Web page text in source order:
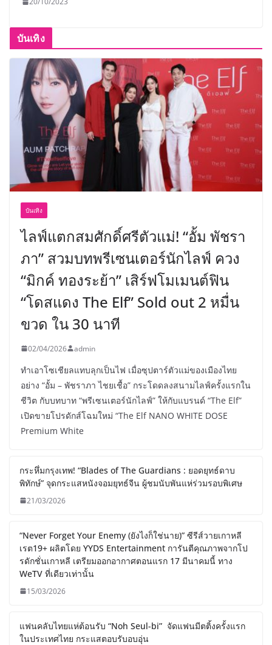
บันเทิง
บันเทิง
ไลฟ์แตกสมศักดิ์ศรีตัวแม่! “อั้ม พัชรา
ภา” สวมบทพรีเซนเตอร์นักไลฟ์ ควง
“มิกค์ ทองระย้า” เสิร์ฟโมเมนต์ฟิน
“โดสแดง The Elf” Sold out 2 หมื่น
ขวด ใน 30 นาที
02/04/2026 admin
ทำเอาโซเชียลแทบลุกเป็นไฟ เมื่อซุปตาร์ตัวแม่ของเมืองไทย
อย่าง “อั้ม – พัชราภา ไชยเชื้อ” กระโดดลงสนามไลฟ์ครั้งแรกใน
ชีวิต กับบทบาท “พรีเซนเตอร์นักไลฟ์” ให้กับแบรนด์ “The Elf”
เปิดขายโปรดักส์โฉมใหม่ “The Elf NANO WHITE DOSE
Premium White
กระหึ่มกรุงเทพ! “Blades of The Guardians : ยอดยุทธ์ดาบ
พิทักษ์” จุดกระแสหนังจอมยุทธ์จีน ผู้ชมนับพันแห่ร่วมรอบพิเศษ
21/03/2026
“Never Forget Your Enemy (ยังไงก็ใช่นาย)” ซีรีส์วายเกาหลี
เรต19+ ผลิตโดย YYDS Entertainment การันตีคุณภาพจากโป
รดักชั่นเกาหลี เตรียมออกอากาศตอนแรก 17 มีนาคมนี้ ทาง
WeTV ที่เดียวเท่านั้น
15/03/2026
แฟนคลับไทยแห่ต้อนรับ “Noh Seul-bi” จัดแฟนมีตติ้งครั้งแรก
ในประเทศไทย กระแสตอบรับอบอุ่น